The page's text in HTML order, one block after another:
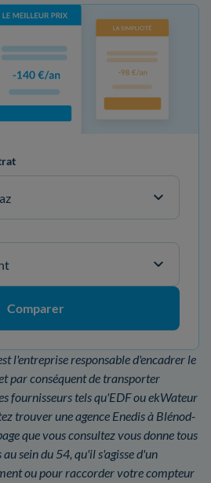
Comparer
l'entreprise responsable d'encadrer le
par conséquent de transporter
fournisseurs tels qu'EDF ou ekWateur
trouver une agence Enedis à Blénod-
que vous consultez vous donne tous
sein du 54, qu'il s'agisse d'un
ou pour raccorder votre compteur